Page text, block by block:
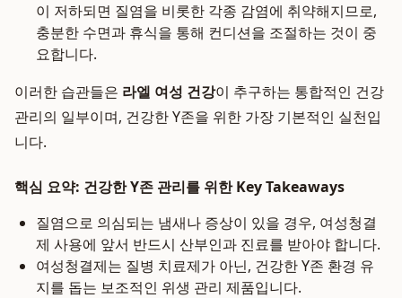
이 저하되면 질염을 비롯한 각종 감염에 취약해지므로,
충분한 수면과 휴식을 통해 컨디션을 조절하는 것이 중
요합니다.
이러한 습관들은 라엘 여성 건강이 추구하는 통합적인 건강
관리의 일부이며, 건강한 Y존을 위한 가장 기본적인 실천입
니다.
핵심 요약: 건강한 Y존 관리를 위한 Key Takeaways
질염으로 의심되는 냄새나 증상이 있을 경우, 여성청결
제 사용에 앞서 반드시 산부인과 진료를 받아야 합니다.
여성청결제는 질병 치료제가 아닌, 건강한 Y존 환경 유
지를 돕는 보조적인 위생 관리 제품입니다.